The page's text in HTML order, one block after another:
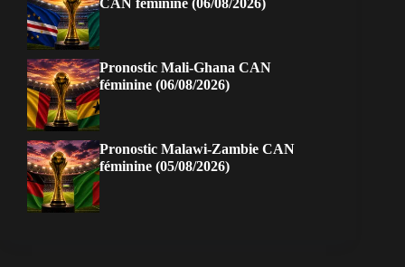
CAN féminine (06/08/2026)
Pronostic Mali-Ghana CAN
féminine (06/08/2026)
Pronostic Malawi-Zambie CAN
féminine (05/08/2026)